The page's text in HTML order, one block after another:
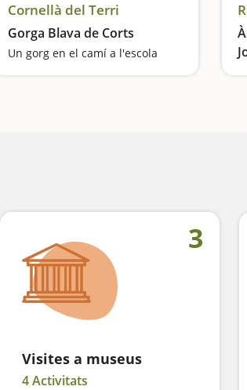
Cornellà del Terri
Gorga Blava de Corts
Un gorg en el camí a l'escola
3
Visites a museus
4 Activitats